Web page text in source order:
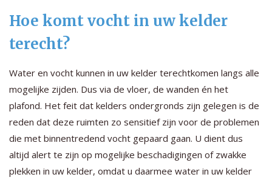
Hoe komt vocht in uw kelder
terecht?
Water en vocht kunnen in uw kelder terechtkomen langs alle
mogelijke zijden. Dus via de vloer, de wanden én het
plafond. Het feit dat kelders ondergronds zijn gelegen is de
reden dat deze ruimten zo sensitief zijn voor de problemen
die met binnentredend vocht gepaard gaan. U dient dus
altijd alert te zijn op mogelijke beschadigingen of zwakke
plekken in uw kelder, omdat u daarmee water in uw kelder